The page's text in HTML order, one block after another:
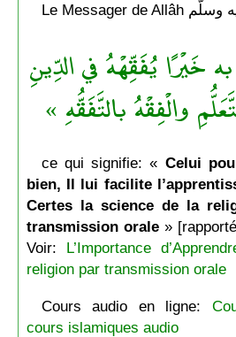
خَيْرًا يُفَقِّهْهُ في الدِّينِ
والْفِقْهُ بالتَّفَقُّهِ »
ce qui signifie: « Celui
bien, Il lui facilite
Certes la science de la
transmission orale»
Voir: L’Importance
religion par transmission orale
Cours audio en ligne:
cours islamiques audio